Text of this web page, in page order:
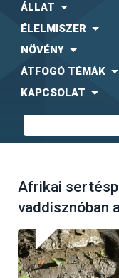
ÁLLAT
ÉLELMISZER
NÖVÉNY
ÁTFOGÓ TÉMÁK
KAPCSOLAT
Afrikai
vaddisznóban